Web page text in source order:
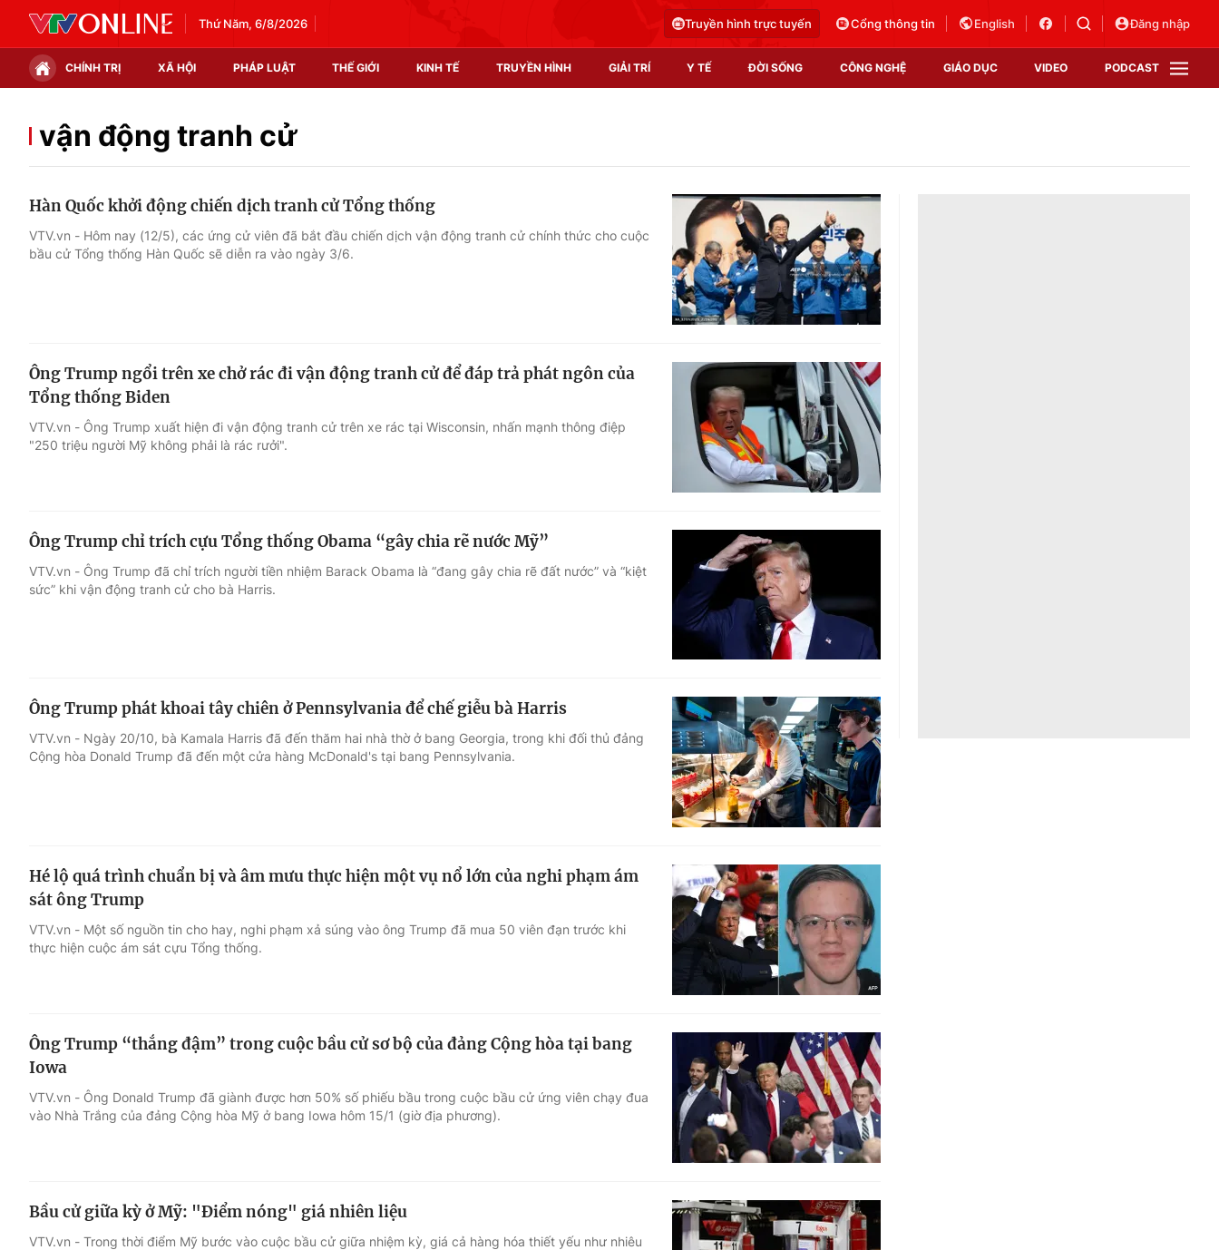
Thứ Năm, 6/8/2026 Truyền hình trực tuyến Cổng thông tin English Đăng nhập
CHÍNH TRỊ XÃ HỘI PHÁP LUẬT THẾ GIỚI KINH TẾ TRUYỀN HÌNH GIẢI TRÍ Y TẾ ĐỜI SỐNG CÔNG NGHỆ GIÁO DỤC VIDEO PODCAST
Chính trị Xã hội
Thế giới đó đây
Thị trường
Video
Shorts video
Podcast
EMagazine
Photo
Infographic
Góc ảnh
Điện ảnh
Âm nhạc
Sao
Du lịch
Làm đẹp
Chất lượng cuộc sống
Tuyển sinh
Học trực tuyến
Công nghệ
Hitech Công nghệ tương lai
Sản phẩm
Thị trường
Tư vấn
VTV Sức khoẻ
vận động tranh cử
Hàn Quốc khởi động chiến dịch tranh cử Tổng thống
VTV.vn - Hôm nay (12/5), các ứng cử viên đã bắt đầu chiến dịch vận động tranh cử chính thức cho cuộc
bầu cử Tổng thống Hàn Quốc sẽ diễn ra vào ngày 3/6.
Ông Trump ngổi trên xe chở rác đi vận động tranh cử để đáp trả phát ngôn của
Tổng thống Biden
VTV.vn - Ông Trump xuất hiện đi vận động tranh cử trên xe rác tại Wisconsin, nhấn mạnh thông điệp
"250 triệu người Mỹ không phải là rác rưởi".
Ông Trump chỉ trích cựu Tổng thống Obama “gây chia rẽ nước Mỹ”
VTV.vn - Ông Trump đã chỉ trích người tiền nhiệm Barack Obama là “đang gây chia rẽ đất nước” và “kiệt
sức” khi vận động tranh cử cho bà Harris.
Ông Trump phát khoai tây chiên ở Pennsylvania để chế giễu bà Harris
VTV.vn - Ngày 20/10, bà Kamala Harris đã đến thăm hai nhà thờ ở bang Georgia, trong khi đối thủ đảng
Cộng hòa Donald Trump đã đến một cửa hàng McDonald's tại bang Pennsylvania.
Hé lộ quá trình chuẩn bị và âm mưu thực hiện một vụ nổ lớn của nghi phạm ám
sát ông Trump
VTV.vn - Một số nguồn tin cho hay, nghi phạm xả súng vào ông Trump đã mua 50 viên đạn trước khi
thực hiện cuộc ám sát cựu Tổng thống.
Ông Trump “thắng đậm” trong cuộc bầu cử sơ bộ của đảng Cộng hòa tại bang
Iowa
VTV.vn - Ông Donald Trump đã giành được hơn 50% số phiếu bầu trong cuộc bầu cử ứng viên chạy đua
vào Nhà Trắng của đảng Cộng hòa Mỹ ở bang Iowa hôm 15/1 (giờ địa phương).
Bầu cử giữa kỳ ở Mỹ: "Điểm nóng" giá nhiên liệu
VTV.vn - Trong thời điểm Mỹ bước vào cuộc bầu cử giữa nhiệm kỳ, giá cả hàng hóa thiết yếu như nhiêu